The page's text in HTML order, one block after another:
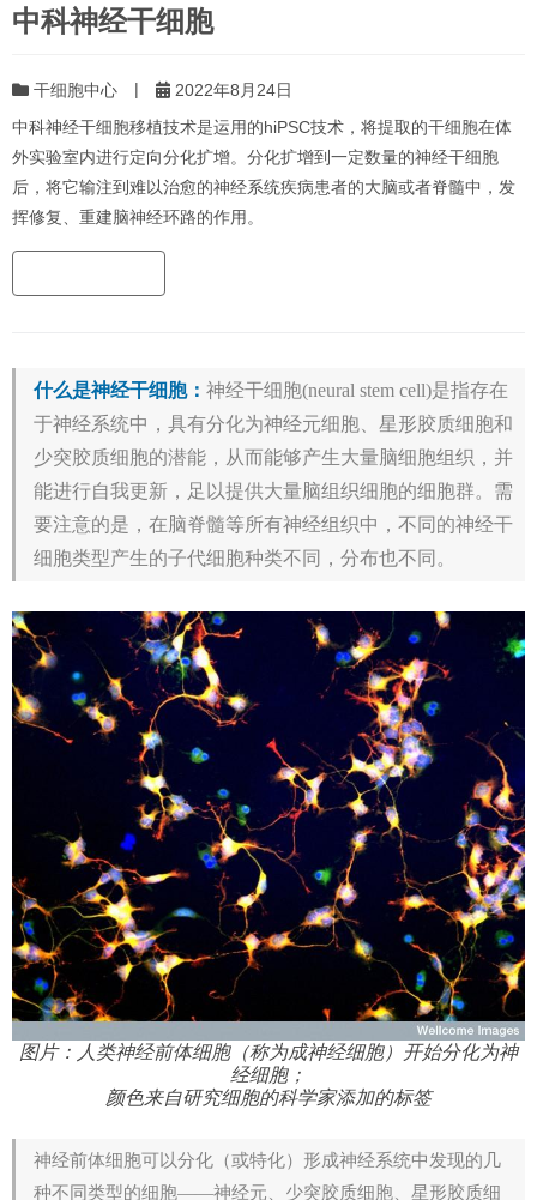
中科神经干细胞
干细胞中心 |
2022年8月24日
中科神经干细胞移植技术是运用的hiPSC技术，将提取的干细胞在体
外实验室内进行定向分化扩增。分化扩增到一定数量的神经干细胞
后，将它输注到难以治愈的神经系统疾病患者的大脑或者脊髓中，发
挥修复、重建脑神经环路的作用。
什么是神经干细胞： 神经干细胞(neural stem cell)是指存在
于神经系统中，具有分化为神经元细胞、星形胶质细胞和
少突胶质细胞的潜能，从而能够产生大量脑细胞组织，并
能进行自我更新，足以提供大量脑组织细胞的细胞群。需
要注意的是，在脑脊髓等所有神经组织中，不同的神经干
细胞类型产生的子代细胞种类不同，分布也不同。
图片：人类神经前体细胞（称为成神经细胞）开始分化为神
经细胞；
颜色来自研究细胞的科学家添加的标签
神经前体细胞可以分化（或特化）形成神经系统中发现的几
种不同类型的细胞——神经元、少突胶质细胞、星形胶质细